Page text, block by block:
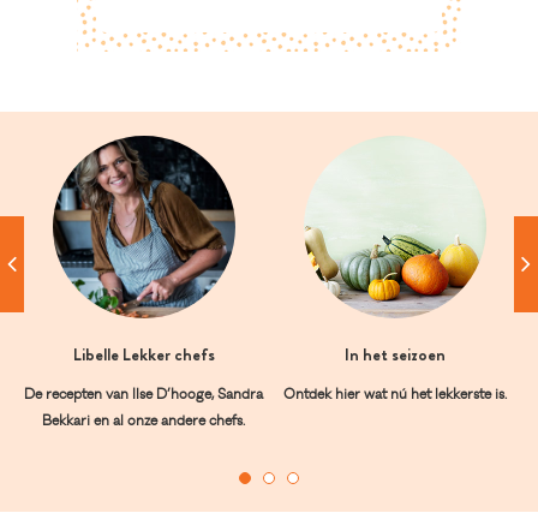
Libelle Lekker chefs
De recepten van Ilse D’hooge, Sandra
Bekkari en al onze andere chefs.
In het seizoen
Ontdek hier wat nú het lekkerste is.